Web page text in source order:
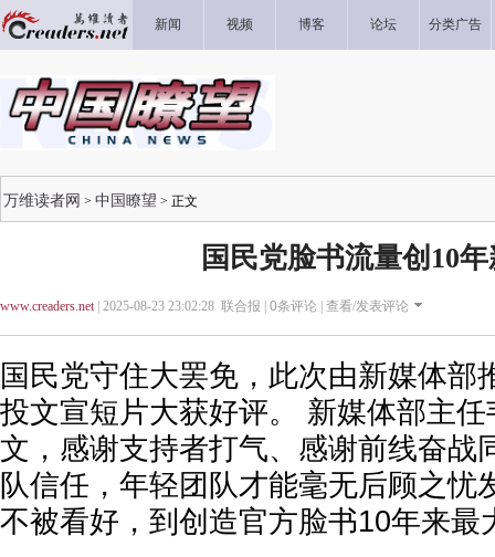
新闻 视频 博客 论坛 分类广告
万维读者网 > 中国瞭望 > 正文
国民党脸书流量创10
www.creaders.net| 2025-08-23 23:02:28 联合报 | 0条评论 | 查看/发表评论
国民党守住大罢免，此次由新媒体部
投文宣短片大获好评。 新媒体部主
文，感谢支持者打气、感谢前线奋战
队信任，年轻团队才能毫无后顾之忧
不被看好，到创造官方脸书10年来最